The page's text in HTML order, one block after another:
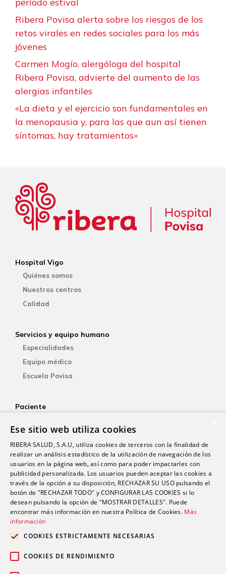
Ribera Povisa alerta sobre los riesgos de los
retos virales en redes sociales para los más
jóvenes
Carmen Mogío, alergóloga del hospital
Ribera Povisa, advierte del aumento de las
alergias infantiles
«La dieta y el ejercicio son fundamentales en
la menopausia y, para las que aun así tienen
síntomas, hay tratamientos»
Hospital Vigo
Quiénes somos
Nuestros centros
Calidad
Servicios y equipo humano
Especialidades
Equipo médico
Escuela Povisa
Paciente
YOsalud
Atención al paciente
Guía del paciente
Consentimiento informado
Paciente internacional
Investigación
Actualidad
Fondos públicos
Contacto
Ese sitio web utiliza cookies
RIBERA SALUD, S.A.U, utiliza cookies de terceros con la finalidad de
realizar un análisis estadístico de la utilización de navegación de los
usuarios en la página web, así como para poder impactarles con
publicidad personalizada. Los usuarios pueden aceptar las cookies a
través de la opción a su disposición, RECHAZAR SU USO pulsando el
botón de "RECHAZAR TODO" y CONFIGURAR LAS COOKIES si lo
desean pulsando la opción de "MOSTRAR DETALLES". Puede
encontrar más información en nuestra Política de Cookies. Más
información
COOKIES ESTRICTAMENTE NECESARIAS
COOKIES DE RENDIMIENTO